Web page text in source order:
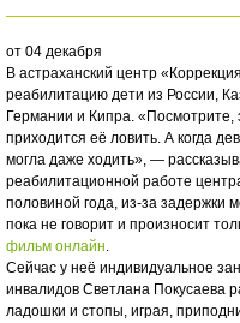
от 04 декабря
В астраханский центр
реабилитацию дети из России,
Германии и Кипра.
приходится её ловить. А когда
могла даже ходить», —
реабилитационной работе
половиной года, из-за задержки
пока не говорит и произносит
фильм онлайн.
Сейчас у неё индивидуальное
инвалидов Светлана Покусаева
ладошки и стопы, играя,